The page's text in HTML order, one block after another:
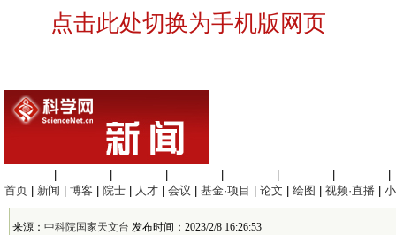
点击此处切换为手机版网页
首页
新闻 博客 院士 人才 会议 基金·项目 论文 绘图 视频·直播
来源： 中科院国家天文台 发布时间：2023/2/8 16:26:53